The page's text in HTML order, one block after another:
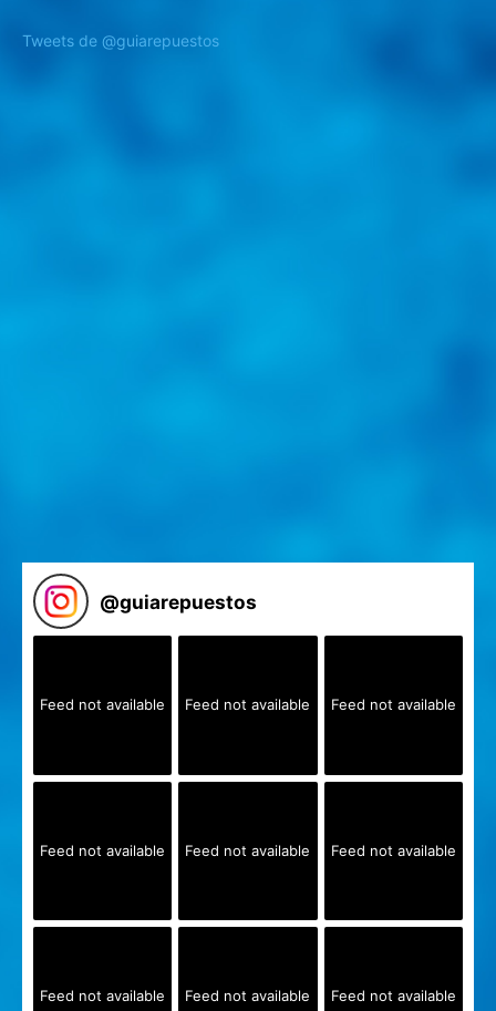
Tweets de @guiarepuestos
@guiarepuestos
Feed not available Feed not available Feed not available
Feed not available Feed not available Feed not available
Feed not available Feed not available Feed not available